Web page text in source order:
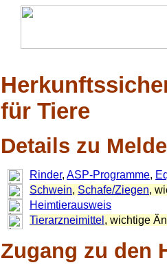
für Tiere
Details zu
Rinder, ASP-Programme,
Schwein, Schafe/Ziegen,
Heimtierausweis
Tierarzneimittel , wichtige
Zugang zu den